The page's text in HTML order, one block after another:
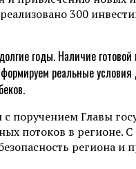
300
годы. Наличие
реальные условия
поручением Главы
потоков в регионе.
региона и